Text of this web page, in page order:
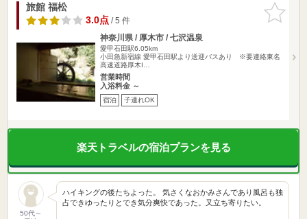
お気に入
りに追加
旅館 福松
3.0点/ 5 件
神奈川県 / 厚木市 / 七沢温泉
愛甲石田駅6.05km
小田急新宿線 愛甲石田駅より送迎バスあり ※要連絡東名
高速道路厚木I…
営業時間
入浴料金 ～
宿泊 子連れOK
楽天トラベルの宿泊プランを見る
50代～
ハイキングの後たちよった。 気さくなおかみさんであり風呂も独
占できゆったりとでき気分爽快であった。又立ち寄りたい。